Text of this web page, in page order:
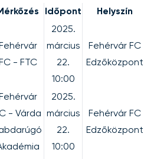
Időpont Helyszín
Fehérvár
FC - FTC
2025.
március
22.
10:00
Fehérvár FC
Edzőközpont
Fehérvár
- Várda
2025.
március
22.
10:00
Fehérvár FC
Edzőközpont